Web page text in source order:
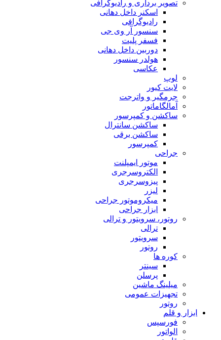
تصویر برداری و رادیوگرافی
اسکنر داخل دهانی
رادیوگرافی
سنسور آر وی جی
فسفر پلیت
دوربین داخل دهانی
هولدر سنسور
عکاسی
لوپ
لایت کیور
جرمگیر و واترجت
آمالگاماتور
ساکشن و کمپرسور
ساکشن سانترال
ساکشن برقی
کمپرسور
جراحی
موتور ایمپلنت
الکتروسرجری
پیزوسرجری
لیزر
میکروموتور جراحی
ابزار جراحی
روتور، سرویتور و ترالی
ترالی
سرویتور
روتور
کوره ها
سینتر
پرسلن
میلینگ ماشین
تجهیزات عمومی
روتور
ابزار و قلم
فورسپس
الواتور